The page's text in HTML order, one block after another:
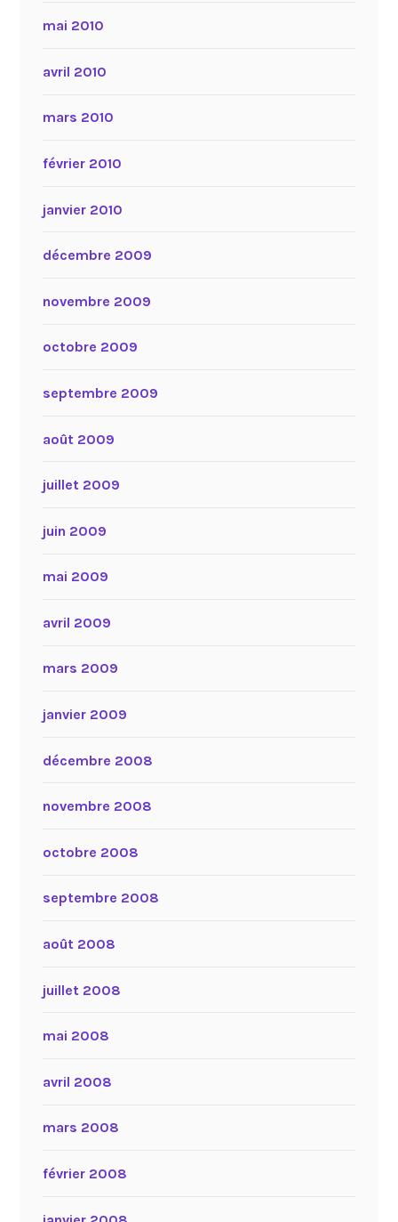
mai 2010
avril 2010
mars 2010
février 2010
janvier 2010
décembre 2009
novembre 2009
octobre 2009
septembre 2009
août 2009
juillet 2009
juin 2009
mai 2009
avril 2009
mars 2009
janvier 2009
décembre 2008
novembre 2008
octobre 2008
septembre 2008
août 2008
juillet 2008
mai 2008
avril 2008
mars 2008
février 2008